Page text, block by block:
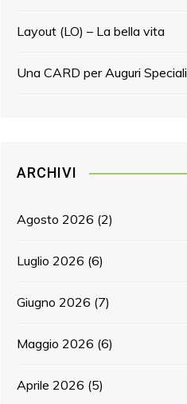
Layout (LO) – La bella vita
Una CARD per Auguri Speciali
ARCHIVI
Agosto 2026 (2)
Luglio 2026 (6)
Giugno 2026 (7)
Maggio 2026 (6)
Aprile 2026 (5)